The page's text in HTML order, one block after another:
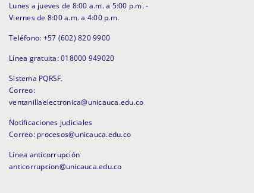
Lunes a jueves de 8:00 a.m. a 5:00 p.m. -
Viernes de 8:00 a.m. a 4:00 p.m.
Teléfono: +57 (602) 820 9900
Línea gratuita: 018000 949020
Sistema PQRSF.
Correo:
ventanillaelectronica@unicauca.edu.co
Notificaciones judiciales
Correo: procesos@unicauca.edu.co
Línea anticorrupción
anticorrupcion@unicauca.edu.co